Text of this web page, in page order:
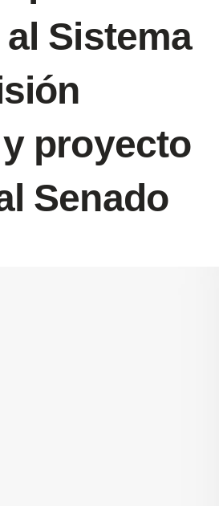
Sistema
proyecto
Senado